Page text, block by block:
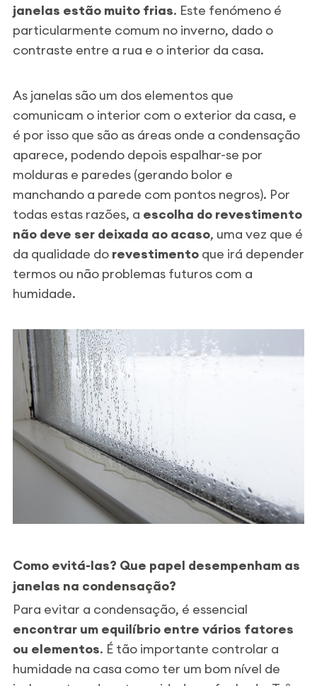
janelas estão muito frias. Este fenómeno é
particularmente comum no inverno, dado o
contraste entre a rua e o interior da casa.
As janelas são um dos elementos que
comunicam o interior com o exterior da casa, e
é por isso que são as áreas onde a condensação
aparece, podendo depois espalhar-se por
molduras e paredes (gerando bolor e
manchando a parede com pontos negros). Por
todas estas razões, a escolha do revestimento
não deve ser deixada ao acaso, uma vez que é
da qualidade do revestimentoque irá depender
termos ou não problemas futuros com a
humidade.
Como evitá-las? Que papel desempenham as
janelas na condensação?
Para evitar a condensação, é essencial
encontrar um equilíbrio entre vários fatores
ou elementos. É tão importante controlar a
humidade na casa como ter um bom nível de